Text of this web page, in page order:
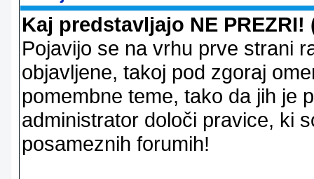
Kaj predstavljajo NE
Pojavijo se na vrhu prve strani
objavljene, takoj pod zgoraj
pomembne teme, tako da jih je
administrator določi pravice, ki
posameznih forumih!